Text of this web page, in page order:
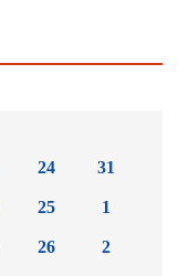
24
25
26
31
1
2